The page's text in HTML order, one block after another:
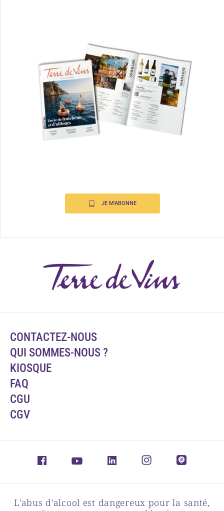
JE M'ABONNE
CONTACTEZ-NOUS
QUI SOMMES-NOUS ?
KIOSQUE
FAQ
CGU
CGV
L'abus d'alcool est dangereux pour la santé,